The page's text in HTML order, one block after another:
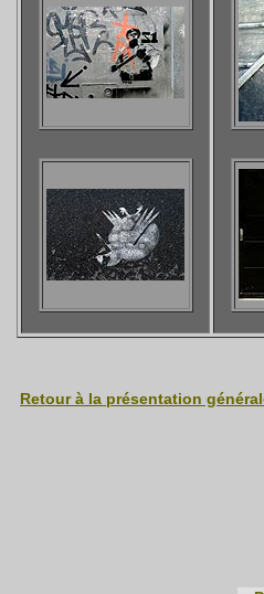
Retour à la présentation